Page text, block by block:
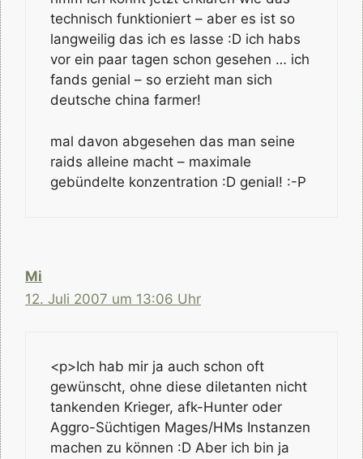
technisch funktioniert – aber es ist so
langweilig das ich es lasse :D ich habs
vor ein paar tagen schon gesehen … ich
fands genial – so erzieht man sich
deutsche china farmer!
mal davon abgesehen das man seine
raids alleine macht – maximale
gebündelte konzentration :D genial! :-P
Mi
12. Juli 2007 um 13:06 Uhr
<p>Ich hab mir ja auch schon oft
gewünscht, ohne diese diletanten nicht
tankenden Krieger, afk-Hunter oder
Aggro-Süchtigen Mages/HMs Instanzen
machen zu können :D Aber ich bin ja